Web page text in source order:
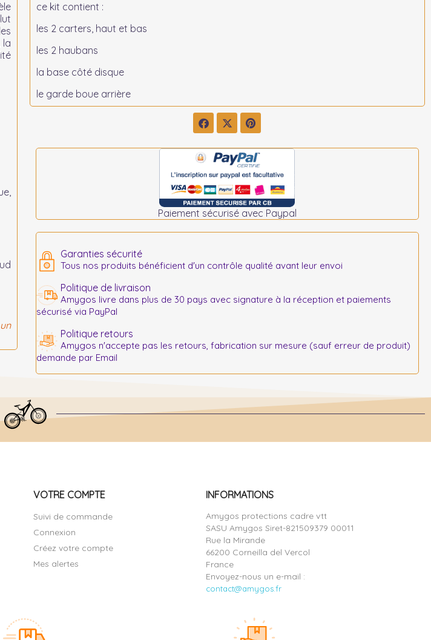
la
ce kit contient :
les 2 carters, haut et bas
les 2 haubans
la base côté disque
le garde boue arrière
Paiement sécurisé avec Paypal
Garanties sécurité
Tous nos produits bénéficient d'un contrôle qualité avant leur envoi
Politique de livraison
Amygos livre dans plus de 30 pays avec signature à la réception et paiements
sécurisé via PayPal
Politique retours
Amygos n'accepte pas les retours, fabrication sur mesure (sauf erreur de produit)
demande par Email
VOTRE COMPTE
Suivi de commande
Connexion
Créez votre compte
Mes alertes
INFORMATIONS
Amygos protections cadre vtt
SASU Amygos Siret-821509379 00011
Rue la Mirande
66200 Corneilla del Vercol
France
Envoyez-nous un e-mail :
contact@amygos.fr